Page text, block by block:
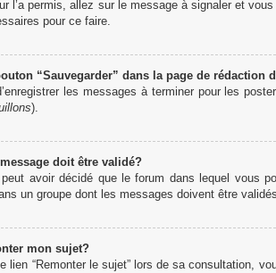
l’a permis, allez sur le message à signaler et
pour ce faire.
“Sauvegarder” dans la page de rédaction
les messages à terminer pour les
).
doit être validé?
peut avoir décidé que le forum dans lequel vous
un groupe dont les messages doivent être
mon sujet?
lien “Remonter le sujet” lors de sa consultation,